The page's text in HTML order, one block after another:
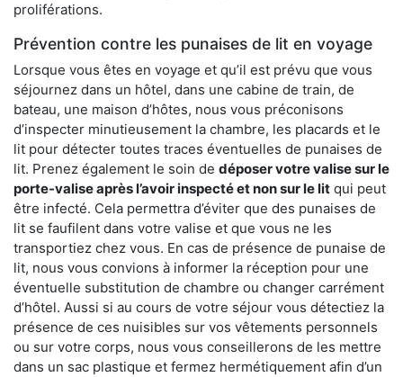
proliférations.
Prévention contre les punaises de lit en voyage
Lorsque vous êtes en voyage et qu’il est prévu que vous
séjournez dans un hôtel, dans une cabine de train, de
bateau, une maison d’hôtes, nous vous préconisons
d’inspecter minutieusement la chambre, les placards et le
lit pour détecter toutes traces éventuelles de punaises de
lit. Prenez également le soin de déposer votre valise sur le
porte-valise après l’avoir inspecté et non sur le lit qui peut
être infecté. Cela permettra d’éviter que des punaises de
lit se faufilent dans votre valise et que vous ne les
transportiez chez vous. En cas de présence de punaise de
lit, nous vous convions à informer la réception pour une
éventuelle substitution de chambre ou changer carrément
d’hôtel. Aussi si au cours de votre séjour vous détectiez la
présence de ces nuisibles sur vos vêtements personnels
ou sur votre corps, nous vous conseillerons de les mettre
dans un sac plastique et fermez hermétiquement afin d’un